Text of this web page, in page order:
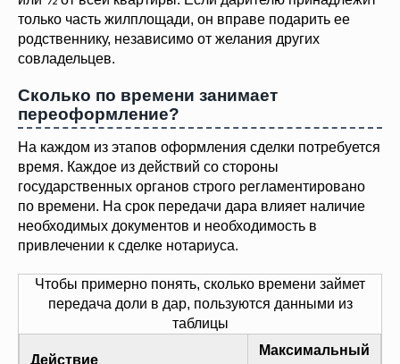
только часть жилплощади, он вправе подарить ее
родственнику, независимо от желания других
совладельцев.
Сколько по времени занимает
переоформление?
На каждом из этапов оформления сделки потребуется
время. Каждое из действий со стороны
государственных органов строго регламентировано
по времени. На срок передачи дара влияет наличие
необходимых документов и необходимость в
привлечении к сделке нотариуса.
Чтобы примерно понять, сколько времени займет
передача доли в дар, пользуются данными из
таблицы
Действие
Максимальный